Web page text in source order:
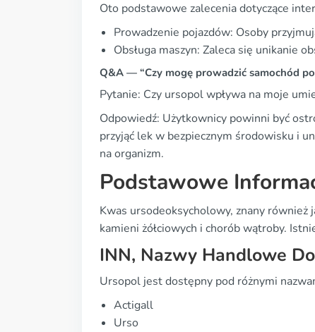
Oto podstawowe zalecenia dotyczące
Prowadzenie pojazdów: Osoby
Obsługa maszyn: Zaleca się unikanie
Q&A — “Czy mogę prowadzić samochód po
Pytanie: Czy ursopol wpływa na moje
Odpowiedź: Użytkownicy powinni być
przyjąć lek w bezpiecznym środowisku i
na organizm.
Podstawowe
Kwas ursodeoksycholowy, znany
kamieni żółciowych i chorób wątroby.
INN, Nazwy Handlowe
Ursopol jest dostępny pod różnymi
Actigall
Urso